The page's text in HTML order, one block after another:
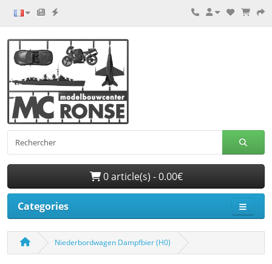
0 article(s) - 0.00€
Categories
Niederbordwagen Dampfbier (H0)